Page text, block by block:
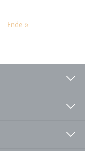
Letzte Seite
Ende »